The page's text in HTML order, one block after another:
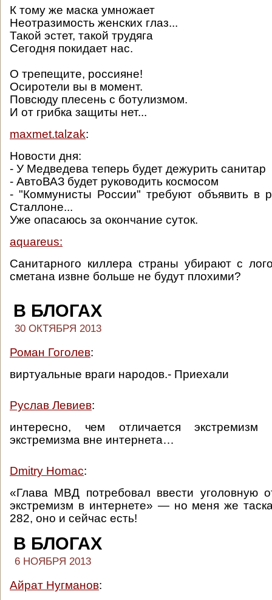
К тому же маска умножает
Неотразимость женских глаз...
Такой эстет, такой трудяга
Сегодня покидает нас.
О трепещите, россияне!
Осиротели вы в момент.
Повсюду плесень с ботулизмом.
И от грибка защиты нет...
maxmet.talzak:
Новости дня:
- У Медведева теперь будет дежурить санитар
- АвтоВАЗ будет руководить космосом
- "Коммунисты России" требуют объявить в
Сталлоне...
Уже опасаюсь за окончание суток.
aquareus:
Санитарного киллера страны убирают с
сметана извне больше не будут плохими?
В БЛОГАХ
30 ОКТЯБРЯ 2013
Роман Гоголев:
виртуальные враги народов.- Приехали
Руслав Левиев:
интересно, чем отличается
экстремизма вне интернета…
Dmitry Homac:
«Глава МВД потребовал ввести уголовную
экстремизм в интернете» — но меня же
282, оно и сейчас есть!
В БЛОГАХ
6 НОЯБРЯ 2013
Айрат Нугманов: